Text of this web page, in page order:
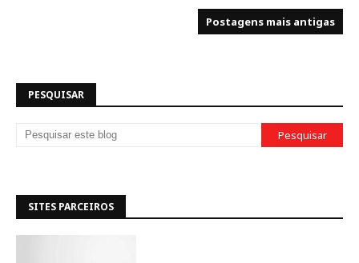
Postagens mais antigas
PESQUISAR
SITES PARCEIROS